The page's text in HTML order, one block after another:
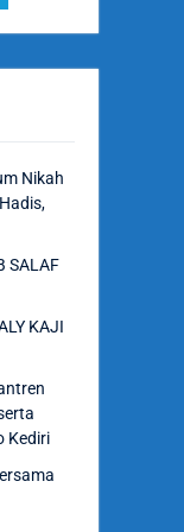
Nikah
SALAF
KAJI
Kediri